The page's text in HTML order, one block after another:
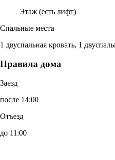
Этаж (есть лифт)
Спальные места
1 двуспальная кровать, 1
Правила дома
Заезд
после 14:00
Отъезд
до 11:00